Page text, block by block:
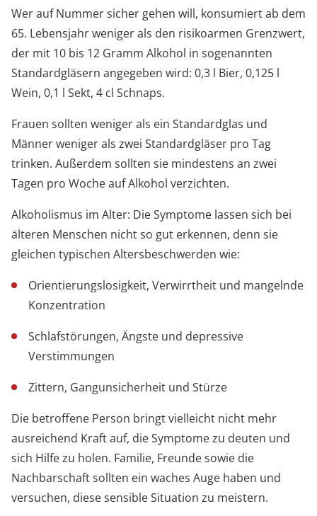
Wer auf Nummer sicher gehen will, konsumiert ab dem
65. Lebensjahr weniger als den risikoarmen Grenzwert,
der mit 10 bis 12 Gramm Alkohol in sogenannten
Standardgläsern angegeben wird: 0,3 l Bier, 0,125 l
Wein, 0,1 l Sekt, 4 cl Schnaps.
Frauen sollten weniger als ein Standardglas und
Männer weniger als zwei Standardgläser pro Tag
trinken. Außerdem sollten sie mindestens an zwei
Tagen pro Woche auf Alkohol verzichten.
Alkoholismus im Alter: Die Symptome lassen sich bei
älteren Menschen nicht so gut erkennen, denn sie
gleichen typischen Altersbeschwerden wie:
Orientierungslosigkeit, Verwirrtheit und mangelnde
Konzentration
Schlafstörungen, Ängste und depressive
Verstimmungen
Zittern, Gangunsicherheit und Stürze
Die betroffene Person bringt vielleicht nicht mehr
ausreichend Kraft auf, die Symptome zu deuten und
sich Hilfe zu holen. Familie, Freunde sowie die
Nachbarschaft sollten ein waches Auge haben und
versuchen, diese sensible Situation zu meistern.